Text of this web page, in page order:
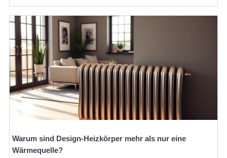
Warum sind Design-Heizkörper mehr als nur eine
Wärmequelle?